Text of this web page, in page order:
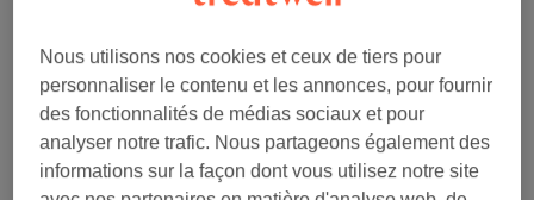
Ma prestation en détail...
Femme - Lissage Japonais
3 h - 5 h 30 min
Ma prestation en détail...
à partir de 220 €
Nous utilisons nos cookies et ceux de tiers pour
personnaliser le contenu et les annonces, pour fournir
des fonctionnalités de médias sociaux et pour
analyser notre trafic. Nous partageons également des
informations sur la façon dont vous utilisez notre site